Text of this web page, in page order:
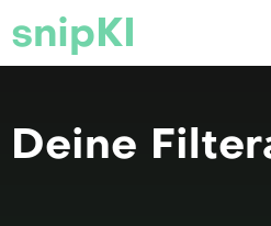
snipKI
Deine